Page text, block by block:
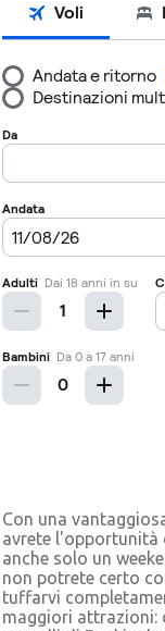
Con una
avrete l'opportunità
anche solo un
non potrete certo
tuffarvi
maggiori attrazioni: